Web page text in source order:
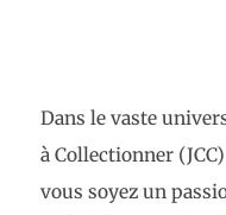
Dans le vaste
à Collectionner
vous soyez un